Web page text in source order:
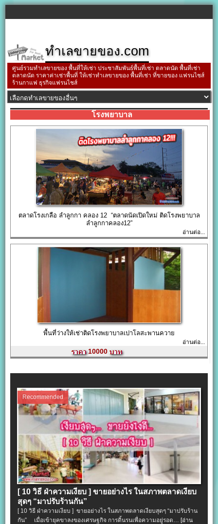
ทำเลขายของ.com
ศูนย์รวมทำเลขายของ พื้นที่ให้เช่า ประชาสัมพันธ์พื้นที่เช่า ตลาดนัด พื้นที่เช่า
ตลาดนัด ราคาค่าเช่าพื้นที่ ให้เช่าทำเลขายของ พื้นที่เช่า ที่ขายของ แฟรนไชส์
ร้านกาแฟ ธุรกิจแฟรนไชส์
โรงพยาบาล
ตลาดโรงเกลือ ลำลูกกา คลอง 12 “ตลาดนัดเปิดใหม่ ติดโรงพยาบาล
ลำลูกกาคลอง12”
อ่านต่อ...
พื้นที่ว่างให้เช่าติดโรงพยาบาลเปาโลสะพานควาย
อ่านต่อ...
10000
Recommended
[ 10 วิธี ฝ่าความเงียบ ] ขายอย่างไร ในสภาพตลาดเงียบ
สุดๆ “มาปรับร้านกัน”
[ 10 วิธี ฝ่าความเงียบ ] ขายอย่างไร ในสภาพตลาดเงียบสุดๆ “มาปรับร้าน
กัน” เมื่อเข้ายุคขาลงของเศรษฐกิจ การดิ้นรนเพื่อความอยู่รอด…[อ่าน